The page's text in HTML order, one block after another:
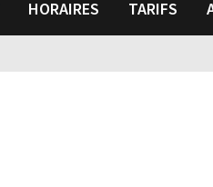
HORAIRES TARIFS